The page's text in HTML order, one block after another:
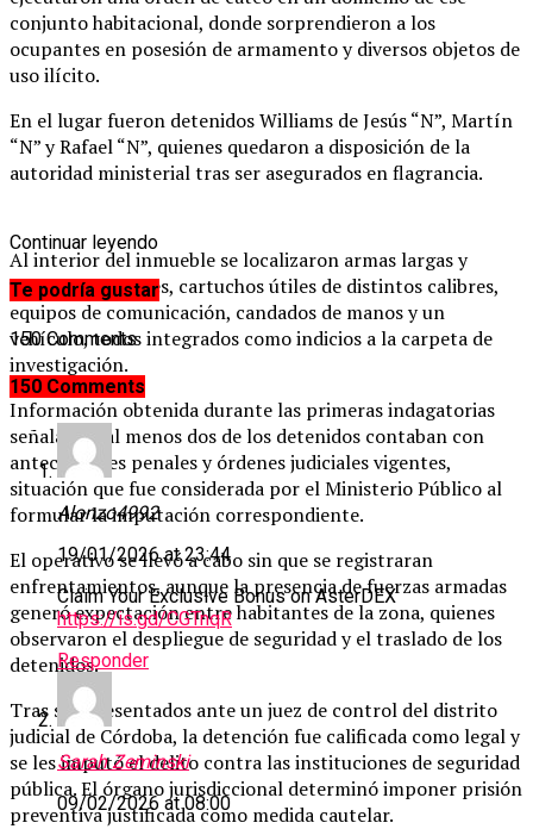
conjunto habitacional, donde sorprendieron a los
ocupantes en posesión de armamento y diversos objetos de
uso ilícito.
En el lugar fueron detenidos Williams de Jesús “N”, Martín
“N” y Rafael “N”, quienes quedaron a disposición de la
autoridad ministerial tras ser asegurados en flagrancia.
Al interior del inmueble se localizaron armas largas y
cortas, cargadores, cartuchos útiles de distintos calibres,
equipos de comunicación, candados de manos y un
vehículo, todos integrados como indicios a la carpeta de
investigación.
Información obtenida durante las primeras indagatorias
señala que al menos dos de los detenidos contaban con
antecedentes penales y órdenes judiciales vigentes,
situación que fue considerada por el Ministerio Público al
formular la imputación correspondiente.
El operativo se llevó a cabo sin que se registraran
enfrentamientos, aunque la presencia de fuerzas armadas
generó expectación entre habitantes de la zona, quienes
observaron el despliegue de seguridad y el traslado de los
detenidos.
Tras ser presentados ante un juez de control del distrito
judicial de Córdoba, la detención fue calificada como legal y
se les imputó el delito contra las instituciones de seguridad
pública. El órgano jurisdiccional determinó imponer prisión
preventiva justificada como medida cautelar.
Continuar leyendo
Te podría gustar
150 Comments
150 Comments
Alonzo4992
19/01/2026 at 23:44
Claim Your Exclusive Bonus on AsterDEX
https://is.gd/CGTnqR
Responder
Sarah Zeminski
09/02/2026 at 08:00